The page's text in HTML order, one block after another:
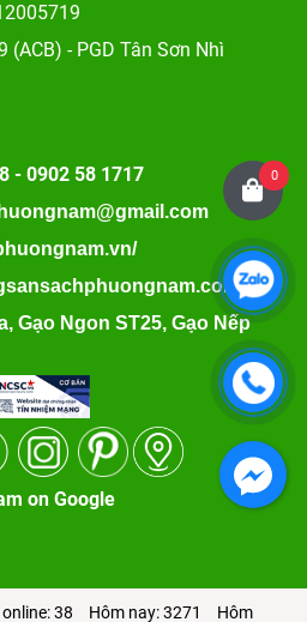
- PGD Tân Sơn Nhì
- 0902 58 1717
, Gạo Ngon ST25, Gạo Nếp
on Google
38 Hôm nay: 3271 Hôm
0